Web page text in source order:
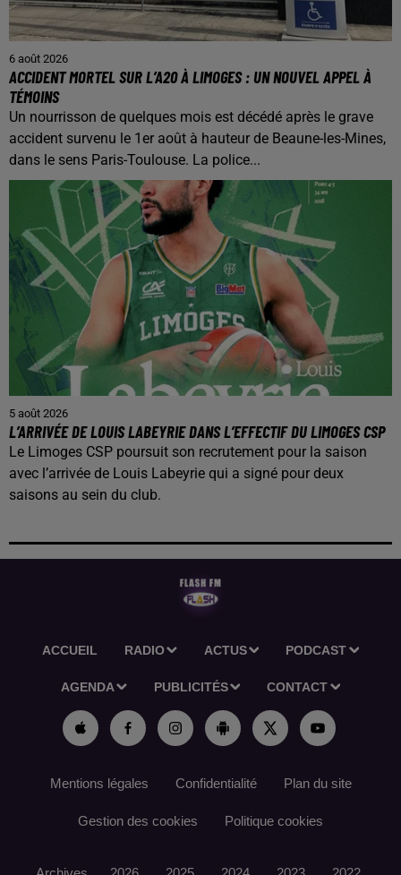
6 août 2026
ACCIDENT MORTEL SUR L’A20 À LIMOGES : UN NOUVEL APPEL À
TÉMOINS
Un nourrisson de quelques mois est décédé après le grave
accident survenu le 1er août à hauteur de Beaune-les-Mines,
dans le sens Paris-Toulouse. La police...
5 août 2026
L’ARRIVÉE DE LOUIS LABEYRIE DANS L’EFFECTIF DU LIMOGES CSP
Le Limoges CSP poursuit son recrutement pour la saison
avec l’arrivée de Louis Labeyrie qui a signé pour deux
saisons au sein du club.
ACCUEIL RADIO ACTUS PODCAST
AGENDA PUBLICITÉS CONTACT
Mentions légales Confidentialité Plan du site
Gestion des cookies Politique cookies